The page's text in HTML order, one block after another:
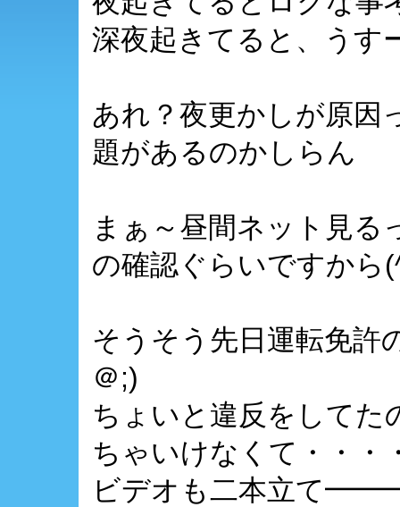
深夜起きてると、うす
あれ？夜更かしが原因
題があるのかしらん
まぁ～昼間ネット見る
の確認ぐらいですから
そうそう先日運転免許
＠;)
ちょいと違反をしてた
ちゃいけなくて・・・
ビデオも二本立て